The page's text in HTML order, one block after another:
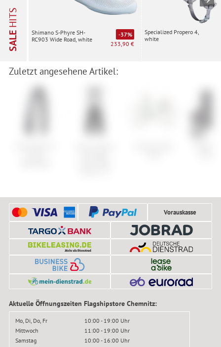
SALE
HITS
Shimano S-Phyre SH-
RC903 Wide Road, white
-37%
233,90 €
Specialized Propero 4,
white
Zuletzt angesehene Artikel:
Vorauskasse
Aktuelle Öffnungszeiten Flagshipstore Chemnitz:
Mo, Di, Do, Fr
10:00 - 19:00 Uhr
Mittwoch
11:00 - 19:00 Uhr
Samstag
10:00 - 16:00 Uhr